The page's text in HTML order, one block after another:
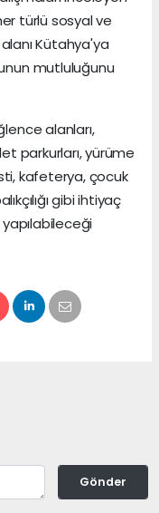
türlü sosyal ve
Kütahya'ya
mutluluğunu
alanları,
parkurları, yürüme
kafeterya, çocuk
gibi ihtiyaç
Gönder